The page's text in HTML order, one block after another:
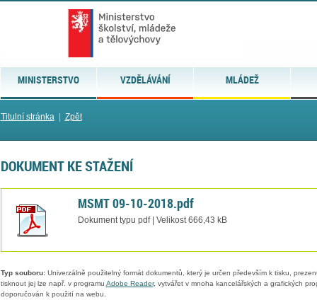
MINISTERSTVO VZDĚLÁVÁNÍ MLÁDEŽ
Titulní stránka| Zpět
DOKUMENT KE STAŽENÍ
MSMT 09-10-2018.pdf
Dokument typu pdf | Velikost 666,43 kB
Typ souboru:Univerzálně použitelný formát dokumentů, který je určen především k tisku,
tisknout jej lze např. v programu Adobe Reader, vytvářet v mnoha kancelářských a grafických
doporučován k použití na webu.